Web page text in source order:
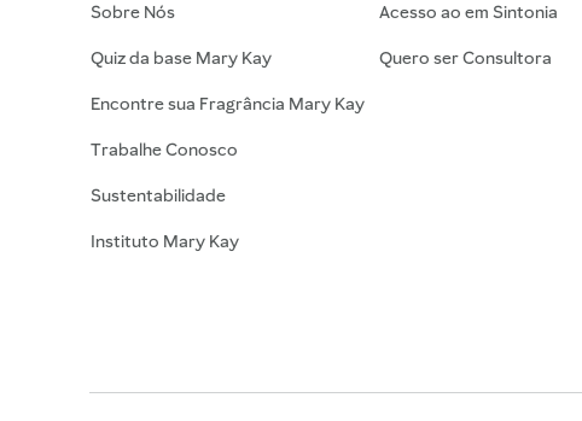
Sobre Nós
Quiz da base Mary Kay
Encontre sua Fragrância Mary Kay
Trabalhe Conosco
Sustentabilidade
Instituto Mary Kay
Acesso ao em Sintonia
Quero ser Consultora